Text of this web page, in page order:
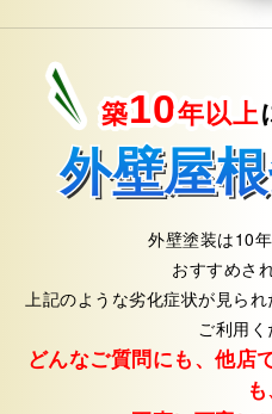
築10年以上
外壁屋
外壁屋
外壁屋
外壁塗装は10
おすすめさ
上記のような劣化症状が見ら
ご利用く
どんなご質問にも、他店
も